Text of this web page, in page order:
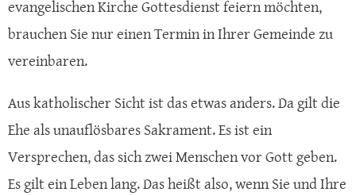
evangelischen Kirche Gottesdienst feiern möchten,
brauchen Sie nur einen Termin in Ihrer Gemeinde zu
vereinbaren.
Aus katholischer Sicht ist das etwas anders. Da gilt die
Ehe als unauflösbares Sakrament. Es ist ein
Versprechen, das sich zwei Menschen vor Gott geben.
Es gilt ein Leben lang. Das heißt also, wenn Sie und Ihre